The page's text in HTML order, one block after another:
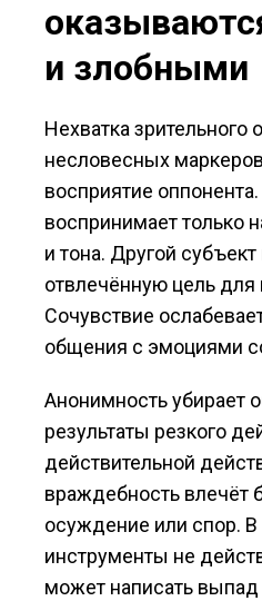
и злобными
Нехватка зрительного
несловесных
восприятие
воспринимает только
и тона. Другой
отвлечённую цель
Сочувствие
общения с эмоциями
Анонимность убирает
результаты резкого
действительной
враждебность
осуждение или спор. В
инструменты не
может написать выпад